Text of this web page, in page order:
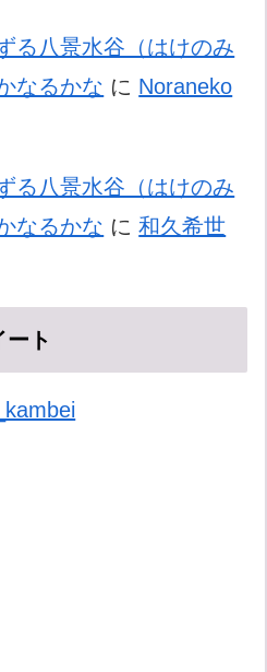
る八景水谷（はけのみ
なるかな に Noraneko
る八景水谷（はけのみ
なるかな に和久希世
ト